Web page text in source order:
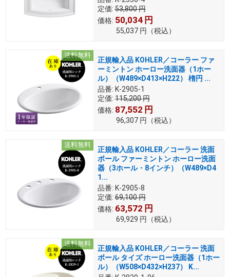
定価: 53,800円
価格: 50,034 円
55,037 円 （税込）
送料無料
正規輸入品 KOHLER／コーラー ファ
ーミントン ホーロー洗面器（1ホー
ル）（W489×D413×H222） 楕円 ...
品番: K-2905-1
定価: 115,200円
価格: 87,552 円
96,307 円 （税込）
送料無料
正規輸入品 KOHLER／コーラー 洗面
ボール ファーミントン ホーロー洗面
器（3ホール・8インチ）（W489×D4
1...
品番: K-2905-8
定価: 69,100円
価格: 63,572 円
69,929 円 （税込）
送料無料
正規輸入品 KOHLER／コーラー 洗面
ボール タイズ ホーロー洗面器（1ホー
ル）（W508×D432×H237） K...